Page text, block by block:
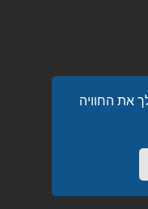
את החוויה